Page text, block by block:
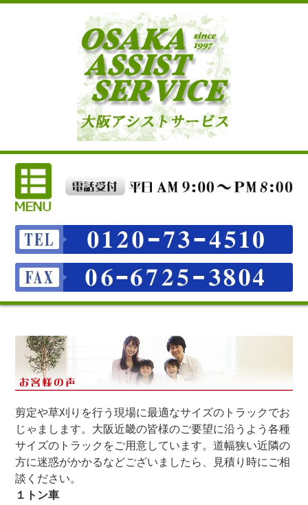
剪定や草刈りを行う現場に最適なサイズのトラックでお
じゃまします。大阪近畿の皆様のご要望に沿うよう各種
サイズのトラックをご用意しています。道幅狭い近隣の
方に迷惑がかかるなどございましたら、見積り時にご相
談ください。
１トン車